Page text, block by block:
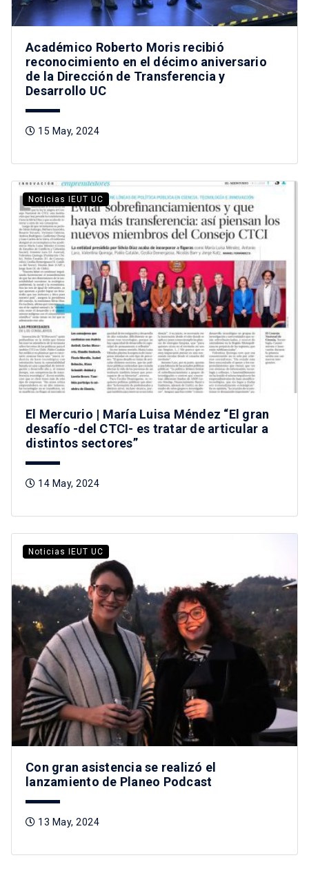
Académico Roberto Moris recibió
reconocimiento en el décimo aniversario
de la Dirección de Transferencia y
Desarrollo UC
15 May, 2024
Noticias IEUT UC
El Mercurio | María Luisa Méndez “El gran
desafío -del CTCI- es tratar de articular a
distintos sectores”
14 May, 2024
Noticias IEUT UC
Con gran asistencia se realizó el
lanzamiento de Planeo Podcast
13 May, 2024